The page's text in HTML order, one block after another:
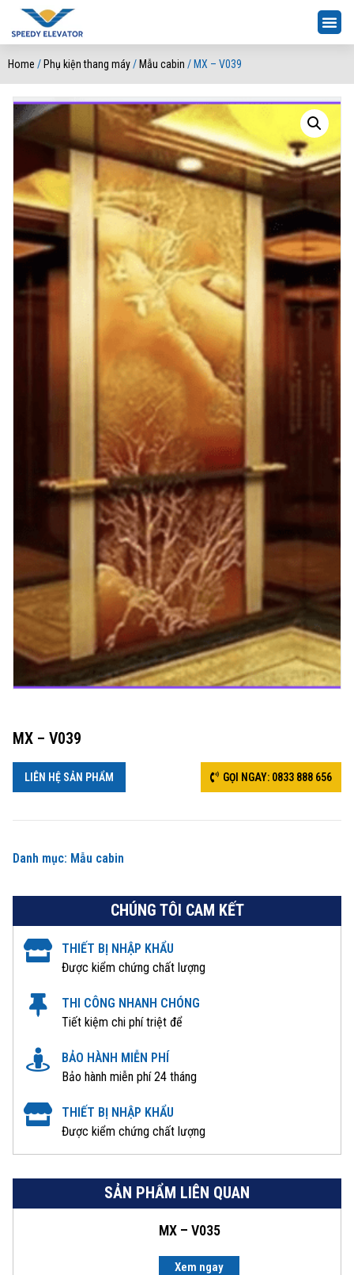
Home / Phụ kiện thang máy/ Mẫu cabin / MX – V039
MX – V039
LIÊN HỆ SẢN PHẨM GỌI NGAY: 0833 888 656
Danh mục: Mẫu cabin
CHÚNG TÔI CAM KẾT
THIẾT BỊ NHẬP KHẨU
Được kiểm chứng chất lượng
THI CÔNG NHANH CHÓNG
Tiết kiệm chi phí triệt để
BẢO HÀNH MIỄN PHÍ
Bảo hành miễn phí 24 tháng
THIẾT BỊ NHẬP KHẨU
Được kiểm chứng chất lượng
SẢN PHẨM LIÊN QUAN
MX – V035
Xem ngay